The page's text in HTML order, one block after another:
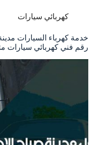
كهربائي سيارات
رقم فني كهربائي سيارات